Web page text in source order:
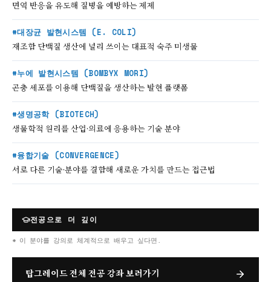
면역 반응을 유도해 질병을 예방하는 제제
#대장균 발현시스템 (E. COLI)
재조합 단백질 생산에 널리 쓰이는 대표적 숙주 미생물
#누에 발현시스템 (BOMBYX MORI)
곤충 세포를 이용해 단백질을 생산하는 발현 플랫폼
#생명공학 (BIOTECH)
생물학적 원리를 산업·의료에 응용하는 기술 분야
#융합기술 (CONVERGENCE)
서로 다른 기술·분야를 결합해 새로운 가치를 만드는 접근법
전공으로 더 깊이
* 이 분야를 강의로 체계적으로 배우고 싶다면.
탑그레이드 전체 전공 강좌 보러가기